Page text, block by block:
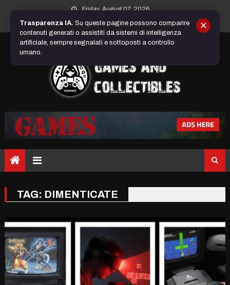
content
Friday, August 07, 2026
TAG: DIMENTICATE
Trasparenza IA. Su queste pagine possono comparire
contenuti generati o assistiti da sistemi di intelligenza
artificiale, sempre segnalati e sottoposti a controllo
umano.
✕